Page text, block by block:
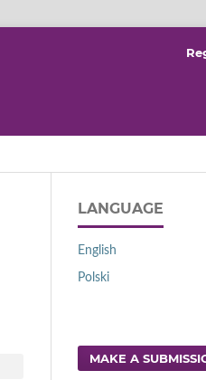
LANGUAGE
English
Polski
MAKE A